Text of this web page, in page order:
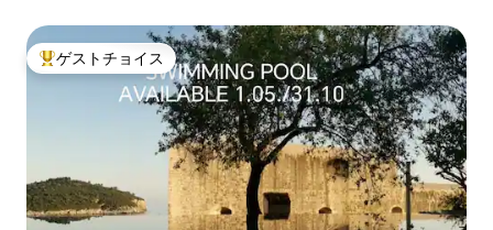
大好評のゲストチョイスです。
ゲストチョイス